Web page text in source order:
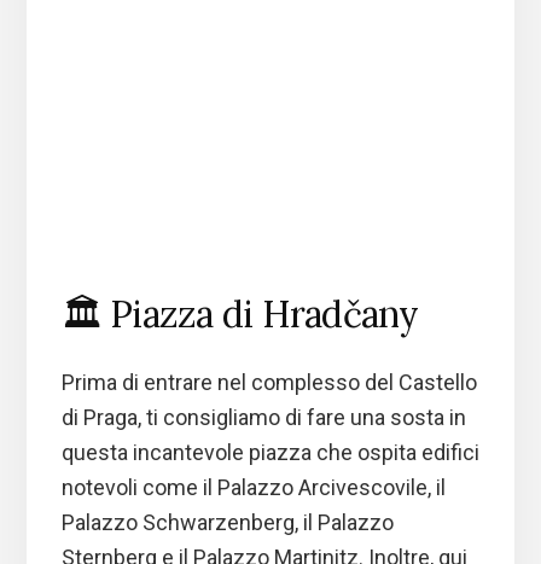
🏛️ Piazza di Hradčany
Prima di entrare nel complesso del Castello
di Praga, ti consigliamo di fare una sosta in
questa incantevole piazza che ospita edifici
notevoli come il Palazzo Arcivescovile, il
Palazzo Schwarzenberg, il Palazzo
Sternberg e il Palazzo Martinitz. Inoltre, qui